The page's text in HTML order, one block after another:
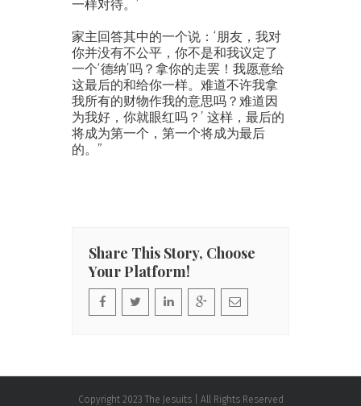
一样对待。’
家主回答其中的一个说：‘朋友，我对
你并没有不公平，你不是和我议定了
一个‘德纳’吗？拿你的走罢！我愿意给
这最后的和给你一样。难道不许我拿
我所有的财物作我的意思吗？难道因
为我好，你就眼红吗？’ 这样，最后的
将成为第一个，第一个将成为最后
的。”
Share This Story, Choose
Your Platform!
Copyright 2023 The Jesuits | All Rights Reserved